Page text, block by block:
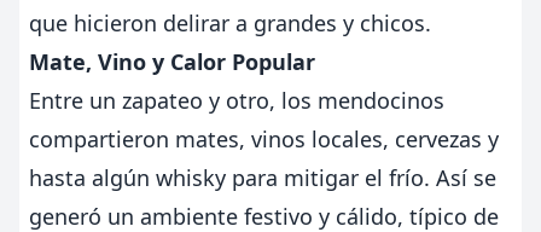
que hicieron delirar a grandes y chicos.
Mate, Vino y Calor Popular
Entre un zapateo y otro, los mendocinos
compartieron mates, vinos locales, cervezas y
hasta algún whisky para mitigar el frío. Así se
generó un ambiente festivo y cálido, típico de